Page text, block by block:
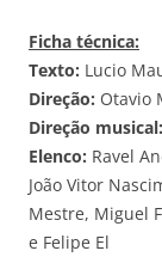
Ficha técnica:
Texto: Lucio
Direção: Otavio
Direção musical:
Elenco: Ravel
João Vitor
Mestre, Miguel
e Felipe El